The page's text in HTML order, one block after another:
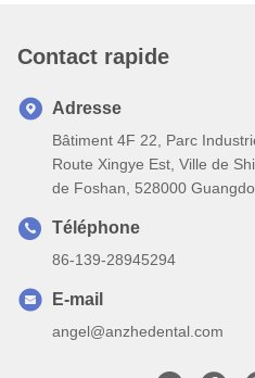
Contact rapide
Adresse
Bâtiment 4F 22, Parc
Route Xingye Est, Ville de
de Foshan, 528000
Téléphone
86-139-28945294
E-mail
angel@anzhedental.com